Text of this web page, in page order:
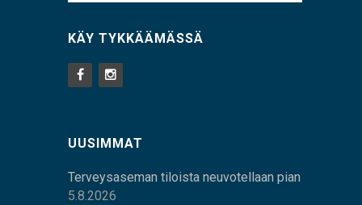
KÄY TYKKÄÄMÄSSÄ
UUSIMMAT
Terveysaseman tiloista neuvotellaan pian
5.8.2026